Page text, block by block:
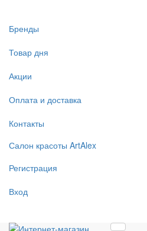
Бренды
Товар дня
Акции
Оплата и доставка
Контакты
Салон красоты ArtAlex
Регистрация
Вход